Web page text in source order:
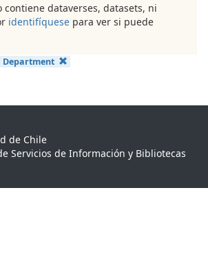
contiene dataverses, datasets, ni
identifíquese para ver si puede
Department
de Chile
Servicios de Información y Bibliotecas